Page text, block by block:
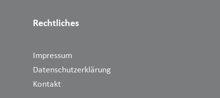
Rechtliches
Impressum
Datenschutzerklärung
Kontakt